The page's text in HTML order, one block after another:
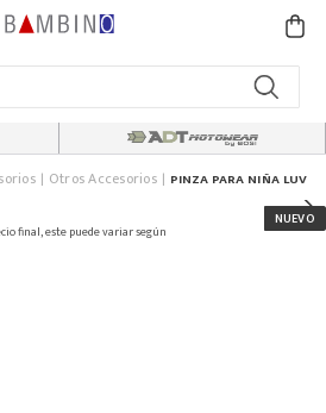
Otros Accesorios PINZA PARA NIÑA LUV
final, este puede variar según